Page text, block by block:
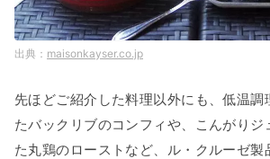
maisonkayser.co.jp
先ほどご紹介した料理以外にも、低温調
たバックリブのコンフィや、こんがりジ
た丸鶏のローストなど、ル・クルーゼ製